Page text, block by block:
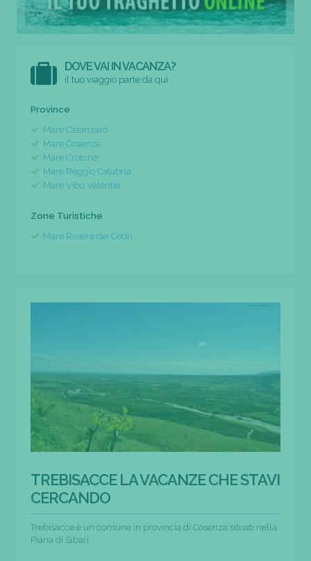
DOVE VAI IN VACANZA?
il tuo viaggio parte da qui
Province
Mare Catanzaro
Mare Cosenza
Mare Crotone
Mare Reggio Calabria
Mare Vibo Valentia
Zone Turistiche
Mare Riviera dei Cedri
TREBISACCE LA VACANZE CHE STAVI
CERCANDO
Trebisacce è un comune in provincia di Cosenza situati nella
Piana di Sibari.